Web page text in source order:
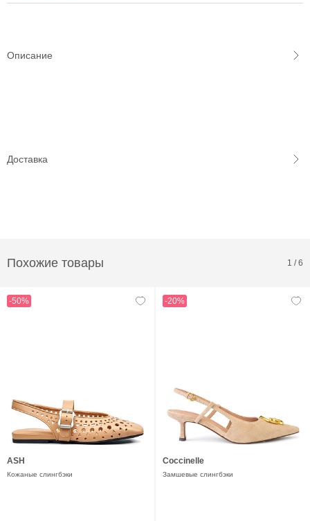
Описание
Доставка
Похожие товары 1 /6
-50%
ASH
Кожаные слингбэки
-20%
Coccinelle
Замшевые слингбэки